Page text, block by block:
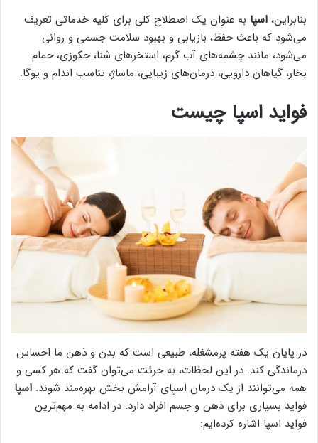
بنابراین، اسپا به عنوان یک اصطلاح کلی برای کلیه خدماتی تعریف
می‌شود که باعث حفظ، بازیابی و بهبود سلامت جسمی و روانی
می‌شود، مانند چشمه‌های آب گرم، استخرهای شنا، جکوزی، حمام
بخار، گیاهان دارویی، درمان‌های زیبایی، ماساژ، تناسب اندام و یوگا.
فواید اسپا چیست
در پایان یک هفته پرمشغله، طبیعی است که بدن و ذهن ما احساس
درماندگی کند. در این لحظات، به جرئت می‌توان گفت که هر کسی و
همه می‌توانند از یک درمان اسپای آرامش بخش بهره‌مند شوند. اسپا
فواید بسیاری برای ذهن و جسم افراد دارد. در ادامه به مهم‌ترین
فواید اسپا اشاره کرده‌ایم: